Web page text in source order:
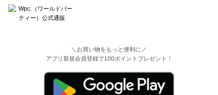
＼お買い物をもっと便利に／
アプリ新規会員登録で100ポイントプレゼント！